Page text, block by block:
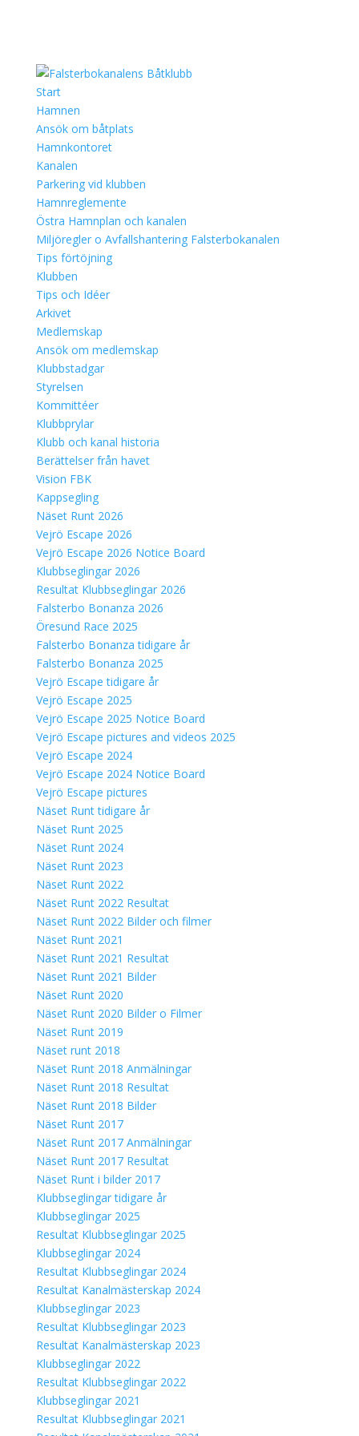
Start
Hamnen
Ansök om båtplats
Hamnkontoret
Kanalen
Parkering vid klubben
Hamnreglemente
Östra Hamnplan och kanalen
Miljöregler o Avfallshantering Falsterbokanalen
Tips förtöjning
Klubben
Tips och Idéer
Arkivet
Medlemskap
Ansök om medlemskap
Klubbstadgar
Styrelsen
Kommittéer
Klubbprylar
Klubb och kanal historia
Berättelser från havet
Vision FBK
Kappsegling
Näset Runt 2026
Vejrö Escape 2026
Vejrö Escape 2026 Notice Board
Klubbseglingar 2026
Resultat Klubbseglingar 2026
Falsterbo Bonanza 2026
Öresund Race 2025
Falsterbo Bonanza tidigare år
Falsterbo Bonanza 2025
Vejrö Escape tidigare år
Vejrö Escape 2025
Vejrö Escape 2025 Notice Board
Vejrö Escape pictures and videos 2025
Vejrö Escape 2024
Vejrö Escape 2024 Notice Board
Vejrö Escape pictures
Näset Runt tidigare år
Näset Runt 2025
Näset Runt 2024
Näset Runt 2023
Näset Runt 2022
Näset Runt 2022 Resultat
Näset Runt 2022 Bilder och filmer
Näset Runt 2021
Näset Runt 2021 Resultat
Näset Runt 2021 Bilder
Näset Runt 2020
Näset Runt 2020 Bilder o Filmer
Näset Runt 2019
Näset runt 2018
Näset Runt 2018 Anmälningar
Näset Runt 2018 Resultat
Näset Runt 2018 Bilder
Näset Runt 2017
Näset Runt 2017 Anmälningar
Näset Runt 2017 Resultat
Näset Runt i bilder 2017
Klubbseglingar tidigare år
Klubbseglingar 2025
Resultat Klubbseglingar 2025
Klubbseglingar 2024
Resultat Klubbseglingar 2024
Resultat Kanalmästerskap 2024
Klubbseglingar 2023
Resultat Klubbseglingar 2023
Resultat Kanalmästerskap 2023
Klubbseglingar 2022
Resultat Klubbseglingar 2022
Klubbseglingar 2021
Resultat Klubbseglingar 2021